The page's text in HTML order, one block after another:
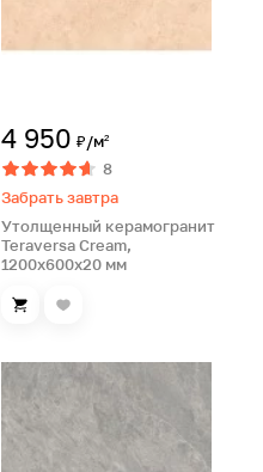
4 950 ₽/м²
8
Забрать завтра
Утолщенный керамогранит
Teraversa Cream,
1200х600х20 мм